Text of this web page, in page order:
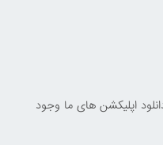
اپلیکشن های ما وجود